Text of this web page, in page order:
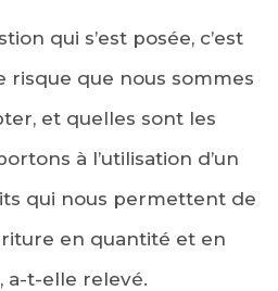
qui s’est posée, c’est
risque que nous sommes
et quelles sont les
à l’utilisation d’un
qui nous permettent de
en quantité et en
a-t-elle relevé.